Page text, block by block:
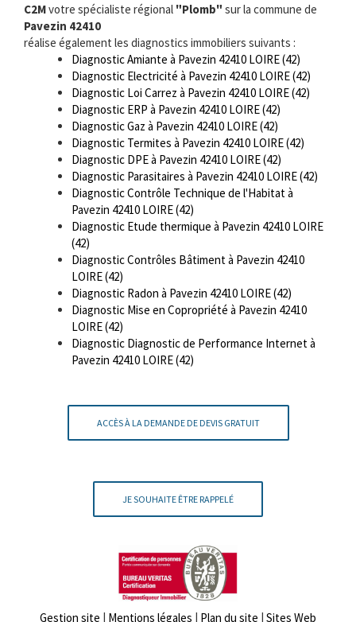
C2Mvotre spécialiste régional "Plomb" sur la commune de
Pavezin 42410
réalise également les diagnostics immobiliers suivants :
Diagnostic Amiante à Pavezin 42410 LOIRE (42)
Diagnostic Electricité à Pavezin 42410 LOIRE (42)
Diagnostic Loi Carrez à Pavezin 42410 LOIRE (42)
Diagnostic ERP à Pavezin 42410 LOIRE (42)
Diagnostic Gaz à Pavezin 42410 LOIRE (42)
Diagnostic Termites à Pavezin 42410 LOIRE (42)
Diagnostic DPE à Pavezin 42410 LOIRE (42)
Diagnostic Parasitaires à Pavezin 42410 LOIRE (42)
Diagnostic Contrôle Technique de l'Habitat à
Pavezin 42410 LOIRE (42)
Diagnostic Etude thermique à Pavezin 42410 LOIRE
(42)
Diagnostic Contrôles Bâtiment à Pavezin 42410
LOIRE (42)
Diagnostic Radon à Pavezin 42410 LOIRE (42)
Diagnostic Mise en Copropriété à Pavezin 42410
LOIRE (42)
Diagnostic Diagnostic de Performance Internet à
Pavezin 42410 LOIRE (42)
ACCÈS À LA DEMANDE DE DEVIS GRATUIT
JE SOUHAITE ÊTRE RAPPELÉ
Gestion site Mentions légales Plan du site Sites Web